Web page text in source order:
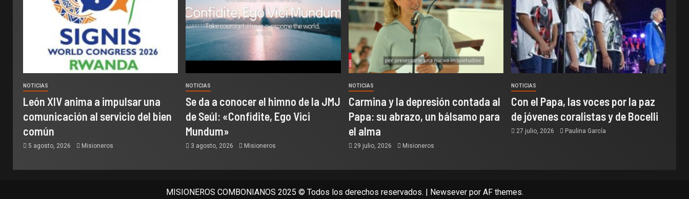
NOTICIAS
León XIV anima a impulsar una
comunicación al servicio del bien
común
5 agosto, 2026 Misioneros
NOTICIAS
Se da a conocer el himno de la JMJ
de Seúl: «Confidite, Ego Vici
Mundum»
3 agosto, 2026 Misioneros
NOTICIAS
Carmina y la depresión contada al
Papa: su abrazo, un bálsamo para
el alma
29 julio, 2026 Misioneros
NOTICIAS
Con el Papa, las voces por la paz
de jóvenes coralistas y de Bocelli
27 julio, 2026 Paulina García
MISIONEROS COMBONIANOS 2025 © Todos los derechos reservados. | Newseverpor AF themes.